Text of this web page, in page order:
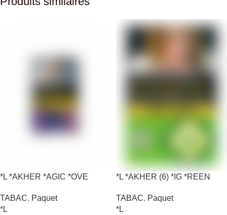
*L *AKHER *AGIC *OVE
TABAC, Paquet
*L
*L *AKHER (6) *IG *REEN
TABAC, Paquet
*L